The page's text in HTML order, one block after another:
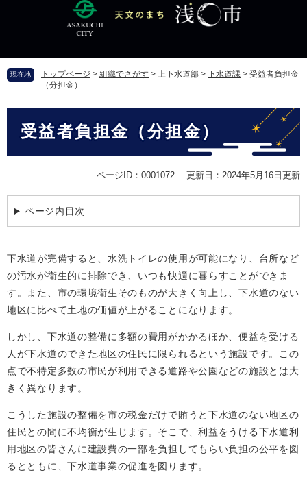
頭
す
飛
し
現在地 トップページ > 組織でさがす > 上下水道部 > 下水道課 > 受益者負担金
（分担金）
受益者負担金（分担金）
ページID：0001072 更新日：2024年5月16日更新
ページ内目次
下水道が完備すると、水洗トイレの使用が可能になり、台所など
の汚水が衛生的に排除でき、いつも快適に暮らすことができま
す。また、市の環境衛生そのものが大きく向上し、下水道のない
地区に比べて土地の価値が上がることになります。
しかし、下水道の整備に多額の費用がかかるほか、便益を受ける
人が下水道のできた地区の住民に限られるという施設です。この
点で不特定多数の市民が利用できる道路や公園などの施設とは大
きく異なります。
こうした施設の整備を市の税金だけで賄うと下水道のない地区の
住民との間に不均衡が生じます。そこで、利益をうける下水道利
用地区の皆さんに建設費の一部を負担してもらい負担の公平を図
るとともに、下水道事業の促進を図ります。